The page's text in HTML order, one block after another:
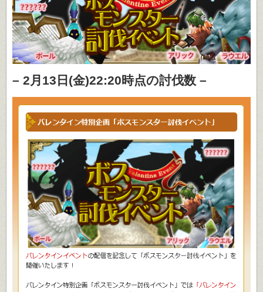
– 2月13日(金)22:20時点の討伐数 –